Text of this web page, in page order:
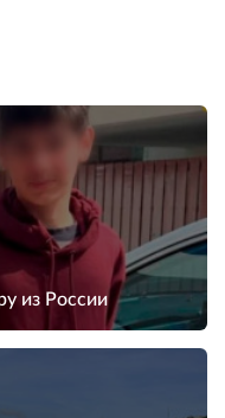
из России